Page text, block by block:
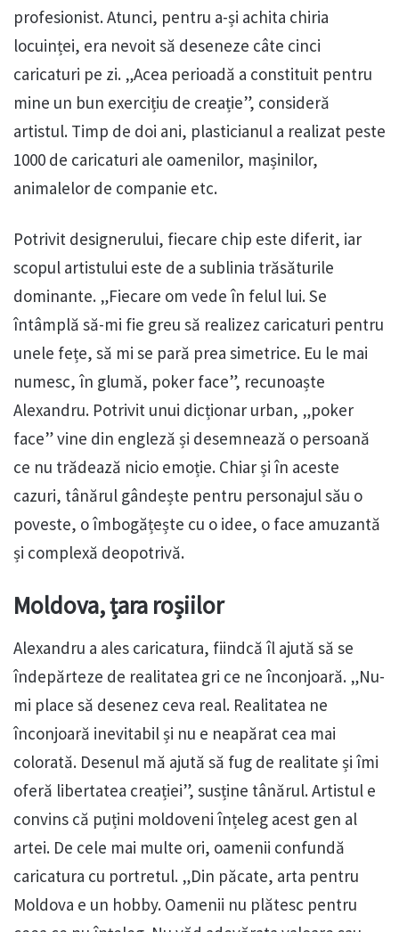
profesionist. Atunci, pentru a-și achita chiria
locuinței, era nevoit să deseneze câte cinci
caricaturi pe zi. „Acea perioadă a constituit pentru
mine un bun exercițiu de creație”, consideră
artistul. Timp de doi ani, plasticianul a realizat peste
1000 de caricaturi ale oamenilor, mașinilor,
animalelor de companie etc.
Potrivit designerului, fiecare chip este diferit, iar
scopul artistului este de a sublinia trăsăturile
dominante. „Fiecare om vede în felul lui. Se
întâmplă să-mi fie greu să realizez caricaturi pentru
unele fețe, să mi se pară prea simetrice. Eu le mai
numesc, în glumă, poker face”, recunoaște
Alexandru. Potrivit unui dicționar urban, „poker
face” vine din engleză și desemnează o persoană
ce nu trădează nicio emoție. Chiar și în aceste
cazuri, tânărul gândește pentru personajul său o
poveste, o îmbogățește cu o idee, o face amuzantă
și complexă deopotrivă.
Moldova, țara roșiilor
Alexandru a ales caricatura, fiindcă îl ajută să se
îndepărteze de realitatea gri ce ne înconjoară. „Nu-
mi place să desenez ceva real. Realitatea ne
înconjoară inevitabil și nu e neapărat cea mai
colorată. Desenul mă ajută să fug de realitate și îmi
oferă libertatea creației”, susține tânărul. Artistul e
convins că puțini moldoveni înțeleg acest gen al
artei. De cele mai multe ori, oamenii confundă
caricatura cu portretul. „Din păcate, arta pentru
Moldova e un hobby. Oamenii nu plătesc pentru